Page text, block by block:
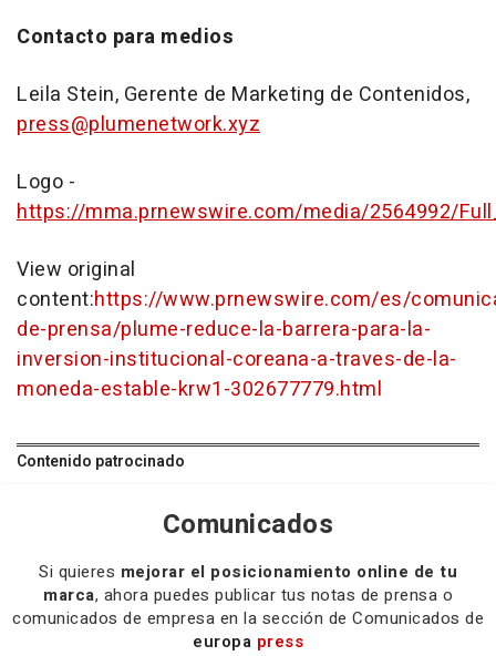
Contacto para medios
Leila Stein, Gerente de Marketing de Contenidos,
press@plumenetwork.xyz
Logo -
https://mma.prnewswire.com/media/2564992/
View original
content:https://www.prnewswire.com/es/
de-prensa/plume-reduce-la-barrera-para-la-
inversion-institucional-coreana-a-traves-de-la-
moneda-estable-krw1-302677779.html
Contenido patrocinado
Comunicados
Si quieres mejorar el posicionamiento online de tu
marca, ahora puedes publicar tus notas de prensa o
comunicados de empresa en la sección de Comunicados de
europa press